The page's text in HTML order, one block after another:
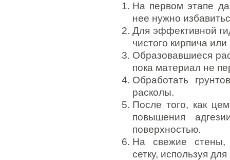
На первом этапе
нее нужно
Для эффективной
чистого кирпича
Образовавшиеся
пока материал не
Обработать
расколы.
После того, как
повышения
поверхностью.
На свежие стены,
сетку, используя